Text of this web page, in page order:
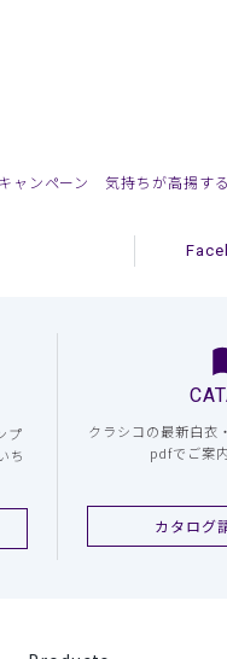
ャンペーン 気持ちが高揚す
プ
ち
クラシコの最新白衣
pdfでご案
カタログ